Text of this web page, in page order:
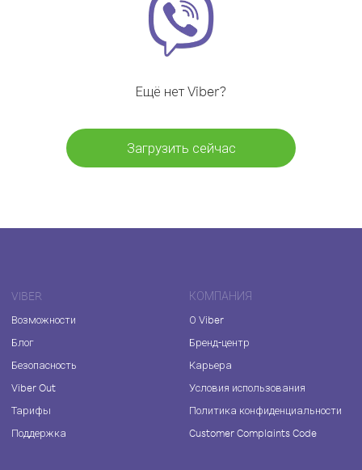
Ещё нет Viber?
Загрузить сейчас
VIBER
Возможности
Блог
Безопасность
Viber Out
Тарифы
Поддержка
КОМПАНИЯ
О Viber
Бренд-центр
Карьера
Условия использования
Политика конфиденциальности
Customer Complaints Code